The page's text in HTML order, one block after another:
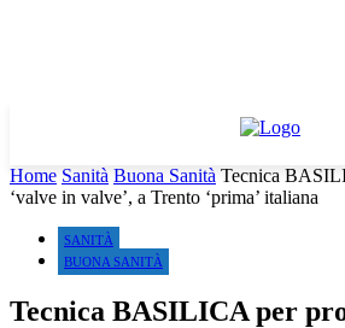
Home Sanità Buona Sanità Tecnica
‘valve in valve’, a Trento ‘prima’ italiana
SANITÀ
BUONA SANITÀ
Tecnica BASILICA per